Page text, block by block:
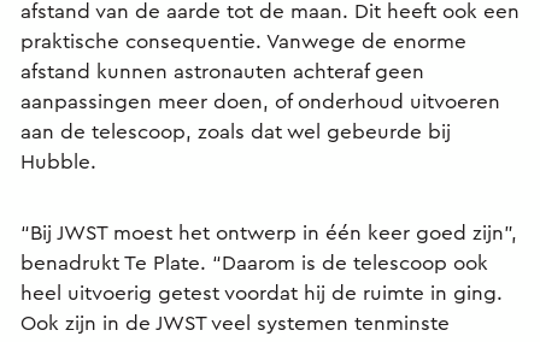
afstand van de aarde tot de maan. Dit heeft ook een
praktische consequentie. Vanwege de enorme
afstand kunnen astronauten achteraf geen
aanpassingen meer doen, of onderhoud uitvoeren
aan de telescoop, zoals dat wel gebeurde bij
Hubble.
“Bij JWST moest het ontwerp in één keer goed zijn”,
benadrukt Te Plate. “Daarom is de telescoop ook
heel uitvoerig getest voordat hij de ruimte in ging.
Ook zijn in de JWST veel systemen tenminste